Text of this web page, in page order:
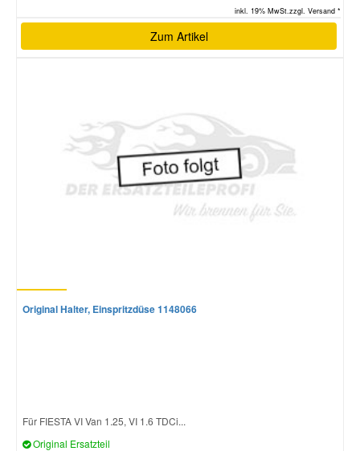
inkl. 19% MwSt.zzgl. Versand *
Zum Artikel
Original Halter, Einspritzdüse 1148066
Für FIESTA VI Van 1.25, VI 1.6 TDCi...
Original Ersatzteil